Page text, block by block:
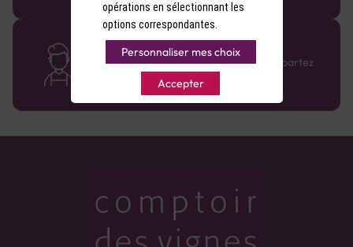
Des cavistes à votre écoute
Bénéficiez de conseils sur-mesure et repartez
avec le sourire :)
opérations en sélectionnant les
options correspondantes.
Personnaliser mes choix
Accepter